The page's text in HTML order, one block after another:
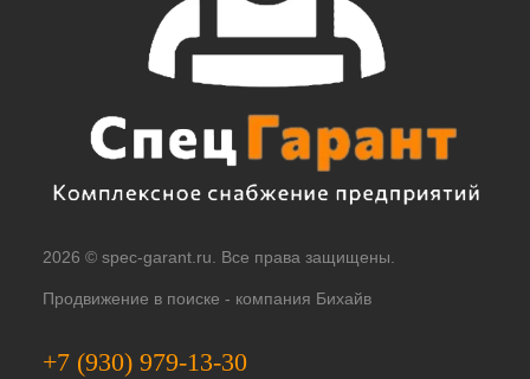
2026 © spec-garant.ru. Все права защищены.
Продвижение в поиске - компания Бихайв
+7 (930) 979-13-30